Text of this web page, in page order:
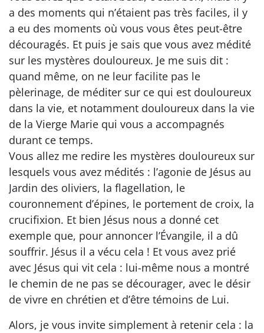
a des moments qui n’étaient pas très faciles, il y
a eu des moments où vous vous êtes peut-être
découragés. Et puis je sais que vous avez médité
sur les mystères douloureux. Je me suis dit :
quand même, on ne leur facilite pas le
pèlerinage, de méditer sur ce qui est douloureux
dans la vie, et notamment douloureux dans la vie
de la Vierge Marie qui vous a accompagnés
durant ce temps.
Vous allez me redire les mystères douloureux sur
lesquels vous avez médités : l’agonie de Jésus au
Jardin des oliviers, la flagellation, le
couronnement d’épines, le portement de croix, la
crucifixion. Et bien Jésus nous a donné cet
exemple que, pour annoncer l’Évangile, il a dû
souffrir. Jésus il a vécu cela ! Et vous avez prié
avec Jésus qui vit cela : lui-même nous a montré
le chemin de ne pas se décourager, avec le désir
de vivre en chrétien et d’être témoins de Lui.
Alors, je vous invite simplement à retenir cela : la